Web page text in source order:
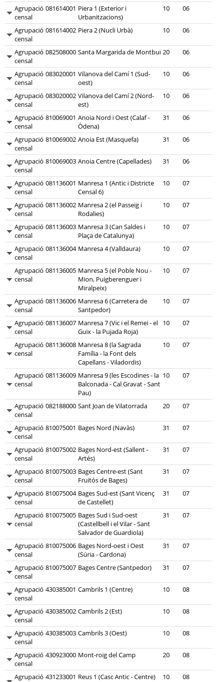
Agrupació
censal
081614001 Piera 1 (Exterior i
Urbanitzacions)
10 06
Agrupació
censal
081614002 Piera 2 (Nucli Urbà) 10 06
Agrupació
censal
082508000 Santa Margarida de Montbui 20 06
Agrupació
censal
083020001 Vilanova del Camí 1 (Sud-
oest)
10 06
Agrupació
censal
083020002 Vilanova del Camí 2 (Nord-
est)
10 06
Agrupació
censal
810069001 Anoia Nord i Oest (Calaf -
Òdena)
31 06
Agrupació
censal
810069002 Anoia Est (Masquefa) 31 06
Agrupació
censal
810069003 Anoia Centre (Capellades) 31 06
Agrupació
censal
081136001 Manresa 1 (Antic i Districte
Censal 6)
10 07
Agrupació
censal
081136002 Manresa 2 (el Passeig i
Rodalies)
10 07
Agrupació
censal
081136003 Manresa 3 (Can Saldes i
Plaça de Catalunya)
10 07
Agrupació
censal
081136004 Manresa 4 (Valldaura) 10 07
Agrupació
censal
081136005 Manresa 5 (el Poble Nou -
Mion, Puigberenguer i
Miralpeix)
10 07
Agrupació
censal
081136006 Manresa 6 (Carretera de
Santpedor)
10 07
Agrupació
censal
081136007 Manresa 7 (Vic i el Remei - el
Guix - la Pujada Roja)
10 07
Agrupació
censal
081136008 Manresa 8 (la Sagrada
Família - la Font dels
Capellans - Viladordis)
10 07
Agrupació
censal
081136009 Manresa 9 (les Escodines - la
Balconada - Cal Gravat - Sant
Pau)
10 07
Agrupació
censal
082188000 Sant Joan de Vilatorrada 20 07
Agrupació
censal
810075001 Bages Nord (Navàs) 31 07
Agrupació
censal
810075002 Bages Nord-est (Sallent -
Artés)
31 07
Agrupació
censal
810075003 Bages Centre-est (Sant
Fruitós de Bages)
31 07
Agrupació
censal
810075004 Bages Sud-est (Sant Vicenç
de Castellet)
31 07
Agrupació
censal
810075005 Bages Sud i Sud-oest
(Castellbell i el Vilar - Sant
Salvador de Guardiola)
31 07
Agrupació
censal
810075006 Bages Nord-oest i Oest
(Súria - Cardona)
31 07
Agrupació
censal
810075007 Bages Centre (Santpedor) 31 07
Agrupació
censal
430385001 Cambrils 1 (Centre) 10 08
Agrupació
censal
430385002 Cambrils 2 (Est) 10 08
Agrupació
censal
430385003 Cambrils 3 (Oest) 10 08
Agrupació
censal
430923000 Mont-roig del Camp 20 08
Agrupació 431233001 Reus 1 (Casc Antic - Centre) 10 08